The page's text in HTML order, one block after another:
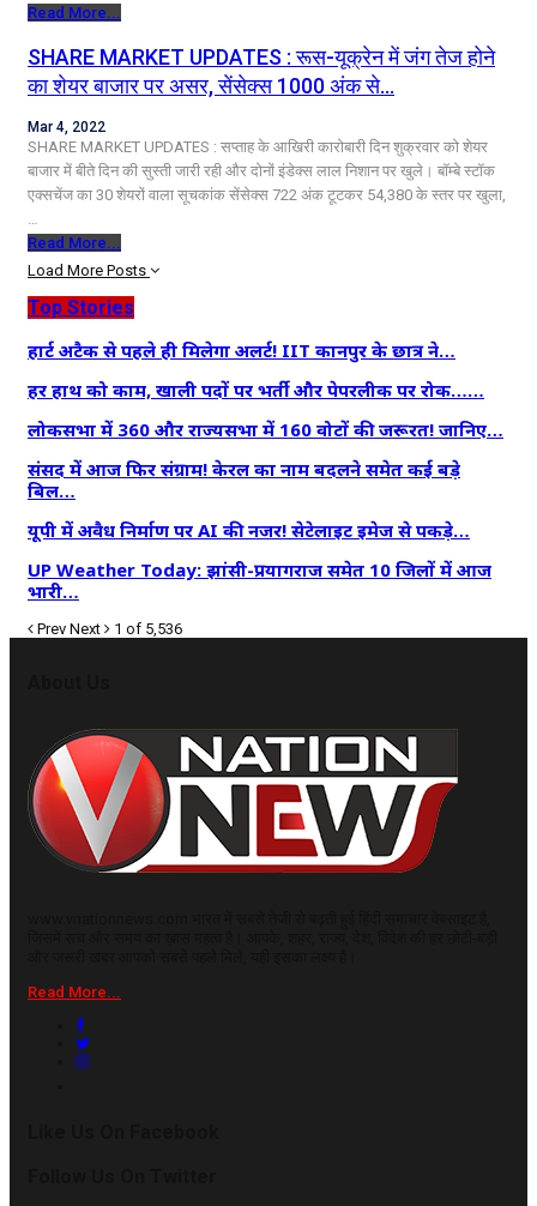
Read More...
SHARE MARKET UPDATES : रूस-यूक्रेन में जंग तेज होने
का शेयर बाजार पर असर, सेंसेक्स 1000 अंक से…
Mar 4, 2022
SHARE MARKET UPDATES : सप्ताह के आखिरी कारोबारी दिन शुक्रवार को शेयर
बाजार में बीते दिन की सुस्ती जारी रही और दोनों इंडेक्स लाल निशान पर खुले। बॉम्बे स्टॉक
एक्सचेंज का 30 शेयरों वाला सूचकांक सेंसेक्स 722 अंक टूटकर 54,380 के स्तर पर खुला,
…
Read More...
Load More Posts
Top Stories
हार्ट अटैक से पहले ही मिलेगा अलर्ट! IIT कानपुर के छात्र ने…
हर हाथ को काम, खाली पदों पर भर्ती और पेपरलीक पर रोक……
लोकसभा में 360 और राज्यसभा में 160 वोटों की जरूरत! जानिए…
संसद में आज फिर संग्राम! केरल का नाम बदलने समेत कई बड़े
बिल…
यूपी में अवैध निर्माण पर AI की नजर! सेटेलाइट इमेज से पकड़े…
UP Weather Today: झांसी-प्रयागराज समेत 10 जिलों में आज
भारी…
Prev Next 1 of 5,536
Read More...